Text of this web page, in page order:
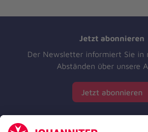
Jetzt abonnieren
Der Newsletter informiert Sie in
Abständen über unsere
Jetzt abonnieren